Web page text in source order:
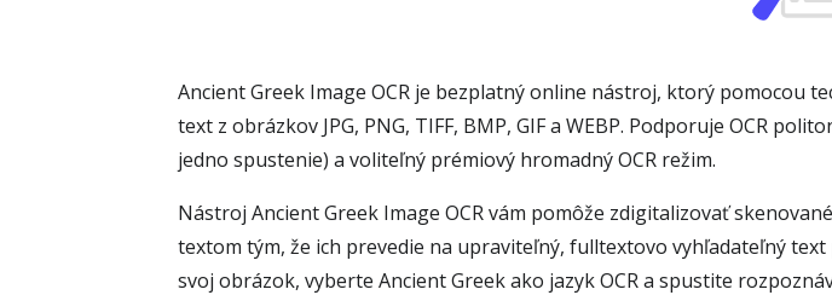
Ancient Greek Image OCR je bezplatný online nástroj, ktorý pomocou
text z obrázkov JPG, PNG, TIFF, BMP, GIF a WEBP. Podporuje OCR
jedno spustenie) a voliteľný prémiový hromadný OCR režim.
Nástroj Ancient Greek Image OCR vám pomôže zdigitalizovať
textom tým, že ich prevedie na upraviteľný, fulltextovo vyhľadateľný
svoj obrázok, vyberte Ancient Greek ako jazyk OCR a spustite